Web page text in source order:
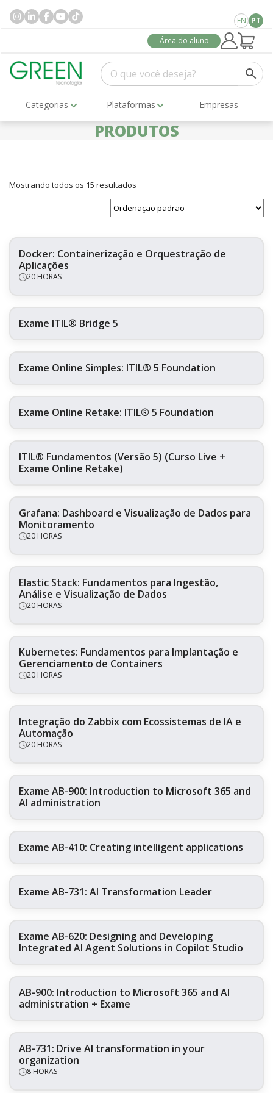
EN PT
Área do aluno
Categorias Plataformas Empresas
PRODUTOS
Mostrando todos os 15 resultados
Docker: Containerização e Orquestração de
Aplicações
20 HORAS
Exame ITIL® Bridge 5
Exame Online Simples: ITIL® 5 Foundation
Exame Online Retake: ITIL® 5 Foundation
ITIL® Fundamentos (Versão 5) (Curso Live +
Exame Online Retake)
Grafana: Dashboard e Visualização de Dados para
Monitoramento
20 HORAS
Elastic Stack: Fundamentos para Ingestão,
Análise e Visualização de Dados
20 HORAS
Kubernetes: Fundamentos para Implantação e
Gerenciamento de Containers
20 HORAS
Integração do Zabbix com Ecossistemas de IA e
Automação
20 HORAS
Exame AB-900: Introduction to Microsoft 365 and
AI administration
Exame AB-410: Creating intelligent applications
Exame AB-731: AI Transformation Leader
Exame AB-620: Designing and Developing
Integrated AI Agent Solutions in Copilot Studio
AB-900: Introduction to Microsoft 365 and AI
administration + Exame
AB-731: Drive AI transformation in your
organization
8 HORAS